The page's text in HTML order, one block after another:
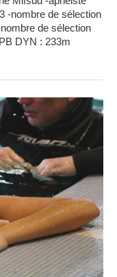
-nombre de sélection
de sélection
DYN : 233m